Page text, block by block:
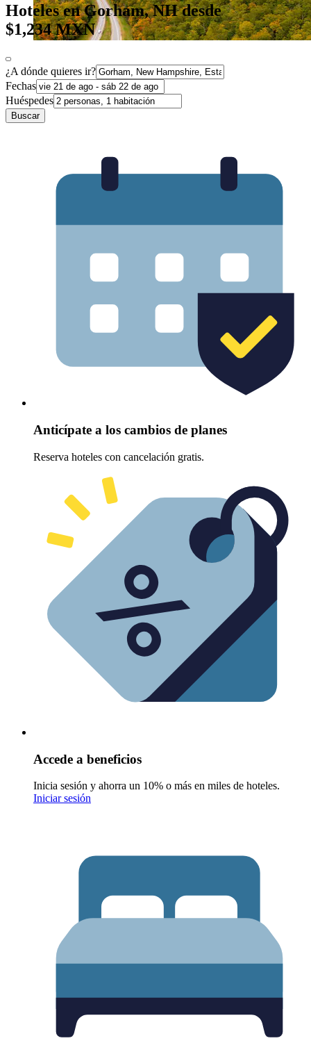
Hoteles en Gorham, NH desde
$1,234 MXN
¿A dónde quieres ir?
Fechas
Huéspedes
Buscar
Anticípate a los cambios de planes
Reserva hoteles con cancelación gratis.
Accede a beneficios
Inicia sesión y ahorra un 10% o más en miles de hoteles.
Iniciar sesión